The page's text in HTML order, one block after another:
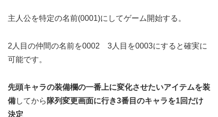
主人公を特定の名前(0001)にしてゲーム開始する。
2人目の仲間の名前を0002 3人目を0003にすると確実に
可能です。
先頭キャラの装備欄の一番上に変化させたいアイテムを装
備してから 隊列変更画面に行き3番目のキャラを1回だけ
決定